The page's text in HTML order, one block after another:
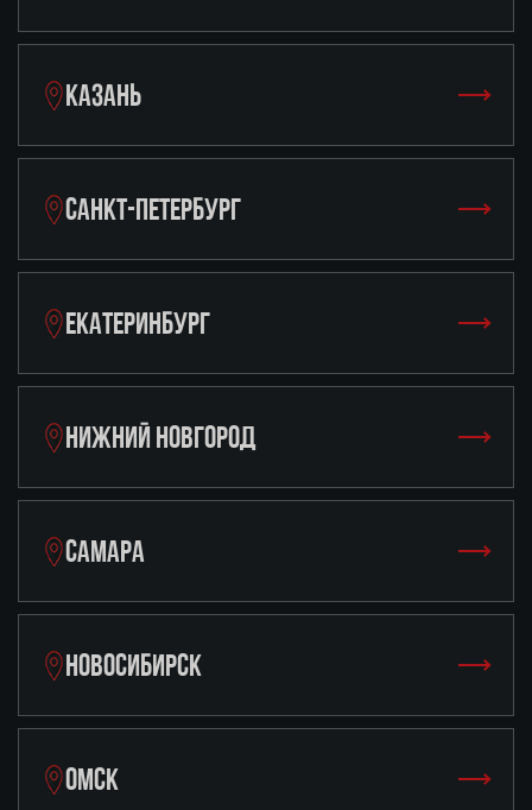
КАЗАНЬ
САНКТ-ПЕТЕРБУРГ
ЕКАТЕРИНБУРГ
НИЖНИЙ НОВГОРОД
САМАРА
НОВОСИБИРСК
ОМСК